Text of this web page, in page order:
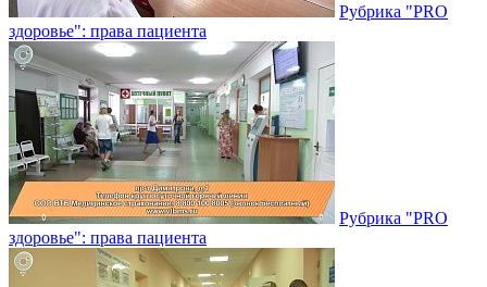
Рубрика "PRO
здоровье": права пациента
Рубрика "PRO
здоровье": права пациента